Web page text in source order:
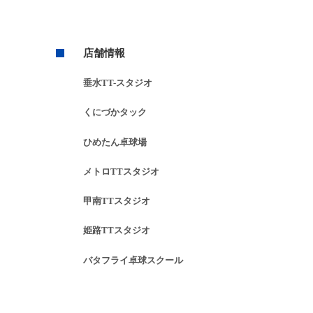
店舗情報
垂⽔TT-スタジオ
くにづかタック
ひめたん卓球場
メトロTTスタジオ
甲南TTスタジオ
姫路TTスタジオ
バタフライ卓球スクール